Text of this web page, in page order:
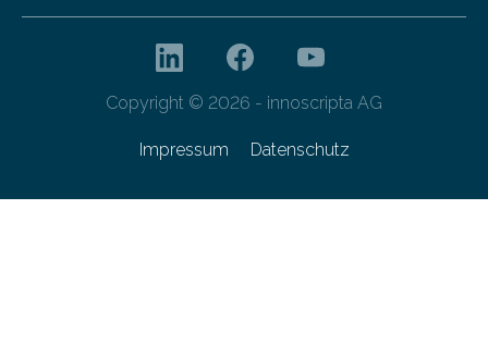
Copyright © 2026 - innoscripta AG
Impressum Datenschutz